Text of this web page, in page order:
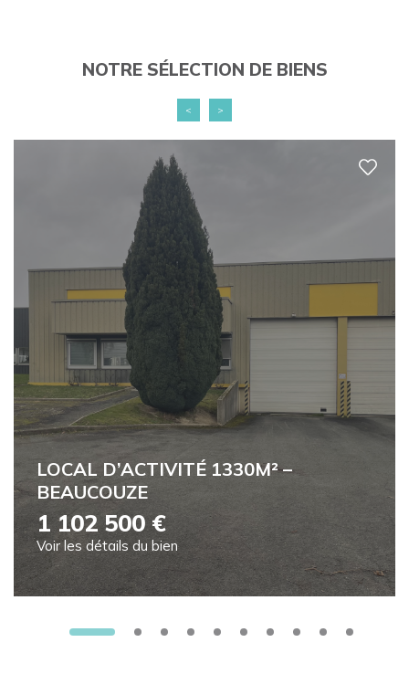
NOTRE SÉLECTION DE BIENS
< >
LOCAL D’ACTIVITÉ 1330M² –
BEAUCOUZE
1 102 500 €
Réf. 3160TC
À VENDRE Local d’activité 1 330 m2 Beaucouzé
(proche A11)Implantez votre activité au cœur de la
immédiate de l’autoroute A11.Sur une p…
Voir les détails du bien